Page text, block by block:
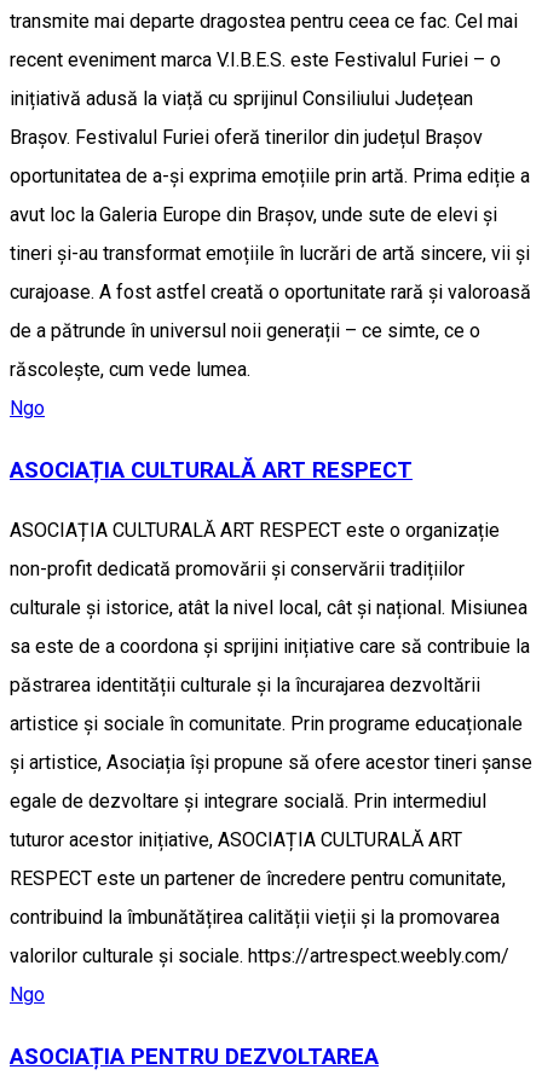
transmite mai departe dragostea pentru ceea ce fac. Cel mai
recent eveniment marca V.I.B.E.S. este Festivalul Furiei – o
inițiativă adusă la viață cu sprijinul Consiliului Județean
Brașov. Festivalul Furiei oferă tinerilor din județul Brașov
oportunitatea de a-și exprima emoțiile prin artă. Prima ediție a
avut loc la Galeria Europe din Brașov, unde sute de elevi și
tineri și-au transformat emoțiile în lucrări de artă sincere, vii și
curajoase. A fost astfel creată o oportunitate rară și valoroasă
de a pătrunde în universul noii generații – ce simte, ce o
răscolește, cum vede lumea.
Ngo
ASOCIAȚIA CULTURALĂ ART RESPECT
ASOCIAȚIA CULTURALĂ ART RESPECT este o organizație
non-profit dedicată promovării și conservării tradițiilor
culturale și istorice, atât la nivel local, cât și național. Misiunea
sa este de a coordona și sprijini inițiative care să contribuie la
păstrarea identității culturale și la încurajarea dezvoltării
artistice și sociale în comunitate. Prin programe educaționale
și artistice, Asociația își propune să ofere acestor tineri șanse
egale de dezvoltare și integrare socială. Prin intermediul
tuturor acestor inițiative, ASOCIAȚIA CULTURALĂ ART
RESPECT este un partener de încredere pentru comunitate,
contribuind la îmbunătățirea calității vieții și la promovarea
valorilor culturale și sociale. https://artrespect.weebly.com/
Ngo
ASOCIAȚIA PENTRU DEZVOLTAREA